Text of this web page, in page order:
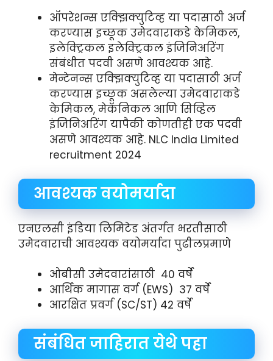
ऑपरेशन्स एक्झिक्युटिव्ह या पदासाठी अर्ज
करण्यास इच्छूक उमेदवाराकडे केमिकल,
इलेक्ट्रिकल इलेक्ट्रिकल इंजिनिअरिंग
संबंधीत पदवी असणे आवश्यक आहे.
मेन्टेनन्स एक्झिक्युटिव्ह या पदासाठी अर्ज
करण्यास इच्छूक असलेल्या उमेदवाराकडे
केमिकल, मेकॅनिकल आणि सिव्हिल
इंजिनिअरिंग यापैकी कोणतीही एक पदवी
असणे आवश्यक आहे. NLC India Limited
recruitment 2024
आवश्यक वयोमर्यादा
एनएलसी इंडिया लिमिटेड अंतर्गत भरतीसाठी
उमेदवाराची आवश्यक वयोमर्यादा पुढीलप्रमाणे
ओबीसी उमेदवारांसाठी 40 वर्षे
आर्थिक मागास वर्ग (EWS) 37 वर्षे
आरक्षित प्रवर्ग (SC/ST) 42 वर्षे
संबंधित जाहिरात येथे पहा